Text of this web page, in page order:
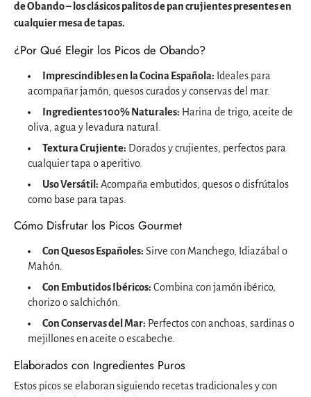
de Obando – los clásicos palitos de pan crujientes presentes en
cualquier mesa de tapas.
¿Por Qué Elegir los Picos de Obando?
Imprescindibles en la Cocina Española: Ideales para
acompañar jamón, quesos curados y conservas del mar.
Ingredientes 100% Naturales: Harina de trigo, aceite de
oliva, agua y levadura natural.
Textura Crujiente: Dorados y crujientes, perfectos para
cualquier tapa o aperitivo.
Uso Versátil: Acompaña embutidos, quesos o disfrútalos
como base para tapas.
Cómo Disfrutar los Picos Gourmet
Con Quesos Españoles: Sirve con Manchego, Idiazábal o
Mahón.
Con Embutidos Ibéricos: Combina con jamón ibérico,
chorizo o salchichón.
Con Conservas del Mar: Perfectos con anchoas, sardinas o
mejillones en aceite o escabeche.
Elaborados con Ingredientes Puros
Estos picos se elaboran siguiendo recetas tradicionales y con